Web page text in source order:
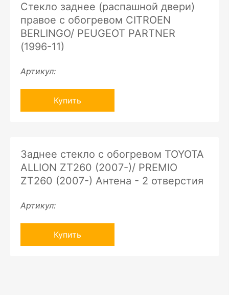
Стекло заднее (распашной двери)
правое с обогревом CITROEN
BERLINGO/ PEUGEOT PARTNER
(1996-11)
Артикул:
Купить
Заднее стекло с обогревом TOYOTA
ALLION ZT260 (2007-)/ PREMIO
ZT260 (2007-) Антена - 2 отверстия
Артикул:
Купить